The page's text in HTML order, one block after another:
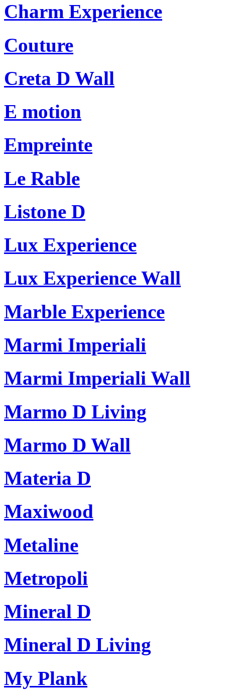
Charm Experience
Couture
Creta D Wall
E motion
Empreinte
Le Rable
Listone D
Lux Experience
Lux Experience Wall
Marble Experience
Marmi Imperiali
Marmi Imperiali Wall
Marmo D Living
Marmo D Wall
Materia D
Maxiwood
Metaline
Metropoli
Mineral D
Mineral D Living
My Plank